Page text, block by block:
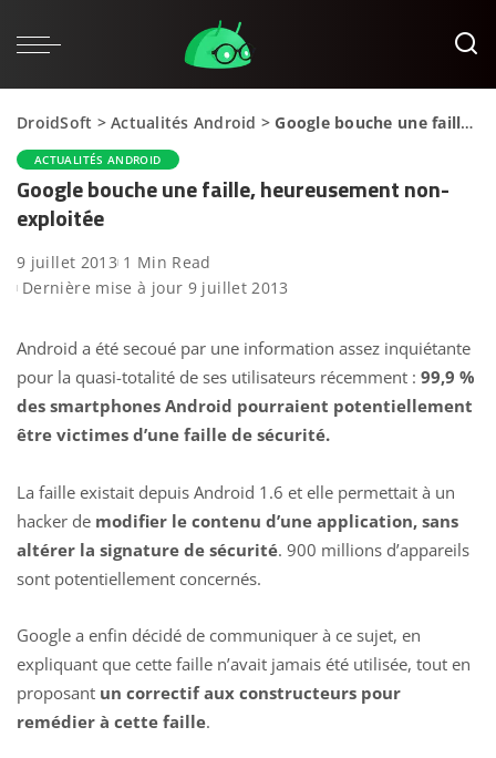
DroidSoft >Actualités Android >Google bouche une faille, heureusement non-exploitée
ACTUALITÉS ANDROID
Google bouche une faille, heureusement non-
exploitée
9 juillet 2013 1 Min Read
Dernière mise à jour 9 juillet 2013
Android a été secoué par une information assez inquiétante
pour la quasi-totalité de ses utilisateurs récemment : 99,9 %
des smartphones Android pourraient potentiellement
être victimes d’une faille de sécurité.
La faille existait depuis Android 1.6 et elle permettait à un
hacker de modifier le contenu d’une application, sans
altérer la signature de sécurité. 900 millions d’appareils
sont potentiellement concernés.
Google a enfin décidé de communiquer à ce sujet, en
expliquant que cette faille n’avait jamais été utilisée, tout en
proposant un correctif aux constructeurs pour
remédier à cette faille.